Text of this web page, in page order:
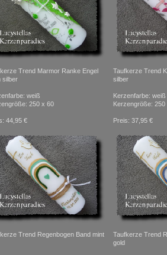
Trend Marmor Ranke Engel
silber
weiß
250 x 60
44,95 €
Taufkerze Trend
silber
Kerzenfarbe: weiß
Kerzengröße: 250
Preis: 37,95 €
Trend Regenbogen Band mint
Taufkerze Trend
gold